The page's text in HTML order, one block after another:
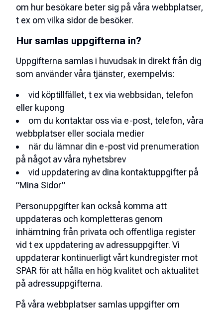
om hur besökare beter sig på våra webbplatser,
t ex om vilka sidor de besöker.
Hur samlas uppgifterna in?
Uppgifterna samlas i huvudsak in direkt från dig
som använder våra tjänster, exempelvis:
vid köptillfället, t ex via webbsidan, telefon
eller kupong
om du kontaktar oss via e-post, telefon, våra
webbplatser eller sociala medier
när du lämnar din e-post vid prenumeration
på något av våra nyhetsbrev
vid uppdatering av dina kontaktuppgifter på
”Mina Sidor”
Personuppgifter kan också komma att
uppdateras och kompletteras genom
inhämtning från privata och offentliga register
vid t ex uppdatering av adressuppgifter. Vi
uppdaterar kontinuerligt vårt kundregister mot
SPAR för att hålla en hög kvalitet och aktualitet
på adressuppgifterna.
På våra webbplatser samlas uppgifter om